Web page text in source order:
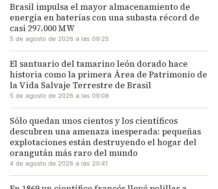
Brasil impulsa el mayor almacenamiento de
energía en baterías con una subasta récord de
casi 297.000 MW
5 de agosto de 2026 a las 09:25
El santuario del tamarino león dorado hace
historia como la primera Área de Patrimonio de
la Vida Salvaje Terrestre de Brasil
5 de agosto de 2026 a las 09:08
Sólo quedan unos cientos y los científicos
descubren una amenaza inesperada: pequeñas
explotaciones están destruyendo el hogar del
orangután más raro del mundo
4 de agosto de 2026 a las 20:41